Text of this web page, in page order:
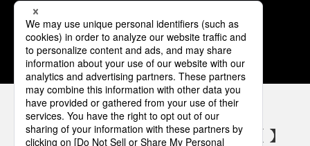
1 2 3 4 5
パナソニックの電気設備 SNSアカウント